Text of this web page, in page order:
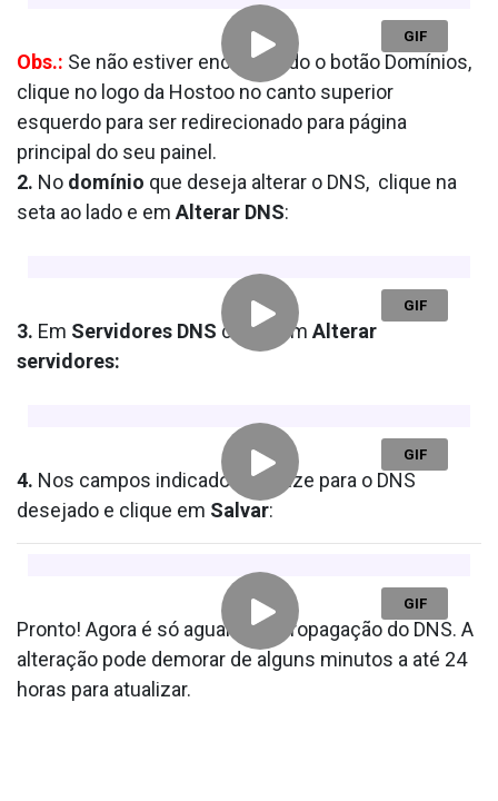
Obs.: Se não estiver encontrando o botão Domínios,
clique no logo da Hostoo no canto superior
esquerdo para ser redirecionado para página
principal do seu painel.
2. No domínio que deseja alterar o DNS, clique na
seta ao lado e em Alterar DNS:
3. Em Servidores DNS clique em Alterar
servidores:
4. Nos campos indicados atualize para o DNS
desejado e clique em Salvar:
Pronto! Agora é só aguardar a propagação do DNS. A
alteração pode demorar de alguns minutos a até 24
horas para atualizar.